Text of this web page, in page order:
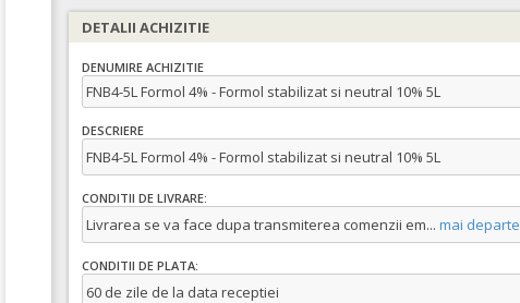
DETALII ACHIZITIE
DENUMIRE ACHIZITIE
FNB4-5L Formol 4% - Formol stabilizat si neutral 10% 5L
DESCRIERE
FNB4-5L Formol 4% - Formol stabilizat si neutral 10% 5L
CONDITII DE LIVRARE:
Livrarea se va face dupa transmiterea comenzii em... mai departe
CONDITII DE PLATA:
60 de zile de la data receptiei